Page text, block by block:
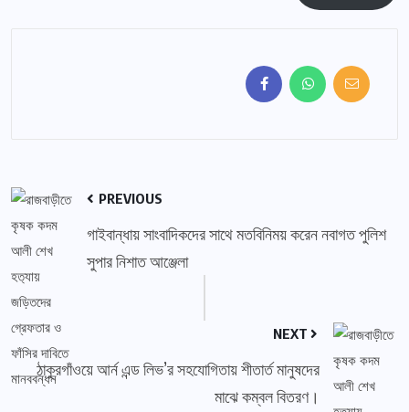
PREVIOUS
গাইবান্ধায় সাংবাদিকদের সাথে মতবিনিময় করেন নবাগত পুলিশ
সুপার নিশাত আঞ্জেলা
NEXT
ঠাকুরগাঁওয়ে আর্ন এন্ড লিভ’র সহযোগিতায় শীতার্ত মানুষদের
মাঝে কম্বল বিতরণ।